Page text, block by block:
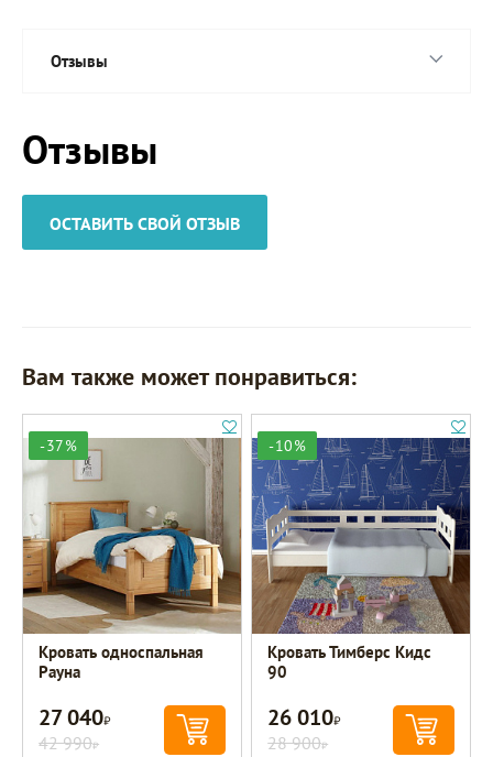
Отзывы
Отзывы
ОСТАВИТЬ СВОЙ ОТЗЫВ
Вам также может понравиться:
-37%
Кровать односпальная
Рауна
27 040Р
42 990Р
-10%
Кровать Тимберс Кидс
90
26 010Р
28 900Р